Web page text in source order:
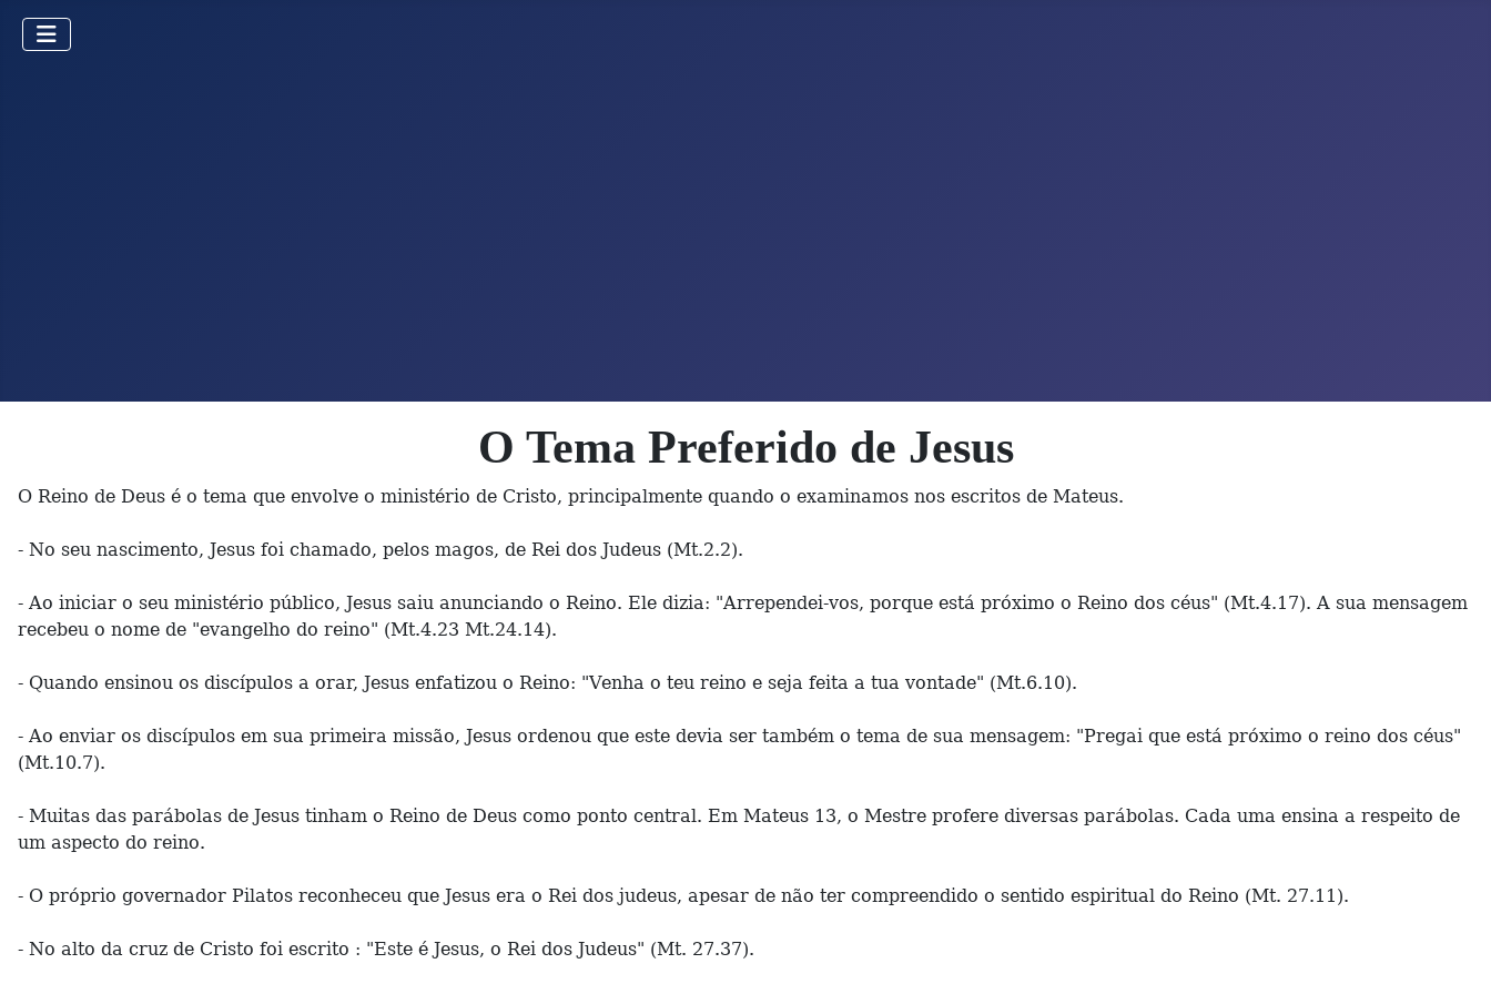
O Tema Preferido de Jesus
O Reino de Deus é o tema que envolve o ministério de Cristo, principalmente quando o examinamos nos escritos de Mateus.
- No seu nascimento, Jesus foi chamado, pelos magos, de Rei dos Judeus (Mt.2.2).
- Ao iniciar o seu ministério público, Jesus saiu anunciando o Reino. Ele dizia: "Arrependei-vos, porque está próximo o Reino dos céus" (Mt.4.17). A sua mensagem
recebeu o nome de "evangelho do reino" (Mt.4.23 Mt.24.14).
- Quando ensinou os discípulos a orar, Jesus enfatizou o Reino: "Venha o teu reino e seja feita a tua vontade" (Mt.6.10).
- Ao enviar os discípulos em sua primeira missão, Jesus ordenou que este devia ser também o tema de sua mensagem: "Pregai que está próximo o reino dos céus"
(Mt.10.7).
- Muitas das parábolas de Jesus tinham o Reino de Deus como ponto central. Em Mateus 13, o Mestre profere diversas parábolas. Cada uma ensina a respeito de
um aspecto do reino.
- O próprio governador Pilatos reconheceu que Jesus era o Rei dos judeus, apesar de não ter compreendido o sentido espiritual do Reino (Mt. 27.11).
- No alto da cruz de Cristo foi escrito : "Este é Jesus, o Rei dos Judeus" (Mt. 27.37).